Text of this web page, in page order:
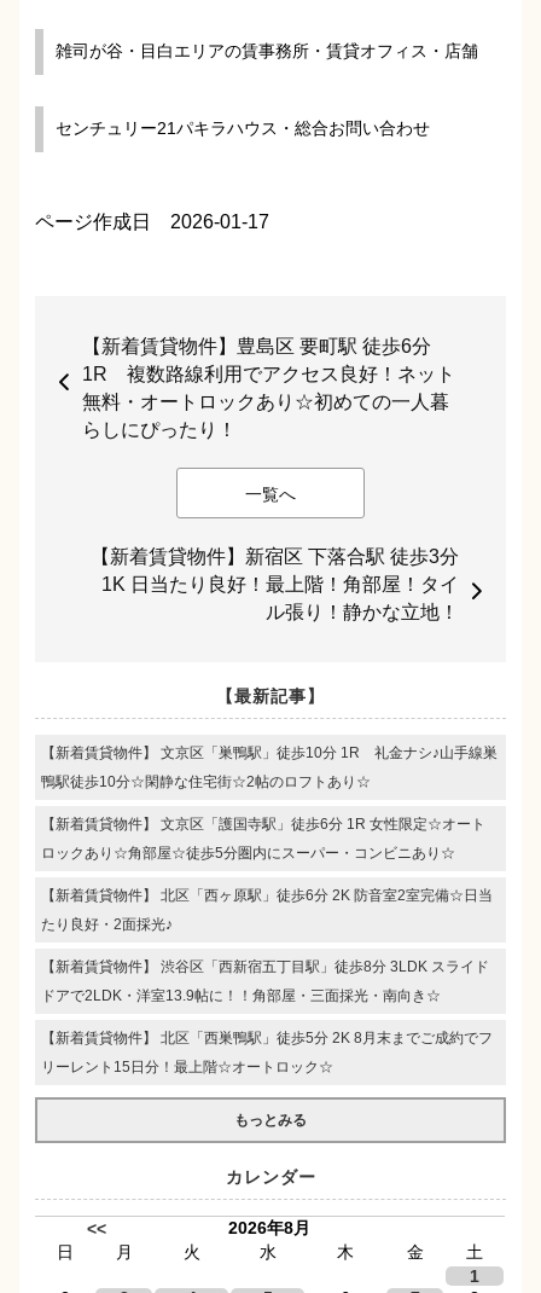
雑司が谷・目白エリアの賃事務所・賃貸オフィス・店舗
センチュリー21パキラハウス・総合お問い合わせ
ページ作成日 2026-01-17
【新着賃貸物件】豊島区 要町駅 徒歩6分
1R 複数路線利用でアクセス良好！ネット
無料・オートロックあり☆初めての一人暮
らしにぴったり！
一覧へ
【新着賃貸物件】新宿区 下落合駅 徒歩3分
1K 日当たり良好！最上階！角部屋！タイ
ル張り！静かな立地！
【最新記事】
【新着賃貸物件】 文京区「巣鴨駅」徒歩10分 1R 礼金ナシ♪山手線巣
鴨駅徒歩10分☆閑静な住宅街☆2帖のロフトあり☆
【新着賃貸物件】 文京区「護国寺駅」徒歩6分 1R 女性限定☆オート
ロックあり☆角部屋☆徒歩5分圏内にスーパー・コンビニあり☆
【新着賃貸物件】 北区「西ヶ原駅」徒歩6分 2K 防音室2室完備☆日当
たり良好・2面採光♪
【新着賃貸物件】 渋谷区「西新宿五丁目駅」徒歩8分 3LDK スライド
ドアで2LDK・洋室13.9帖に！！角部屋・三面採光・南向き☆
【新着賃貸物件】 北区「西巣鴨駅」徒歩5分 2K 8月末までご成約でフ
リーレント15日分！最上階☆オートロック☆
もっとみる
カレンダー
<<
2026年8月
日
月 火 水 木 金
土
1